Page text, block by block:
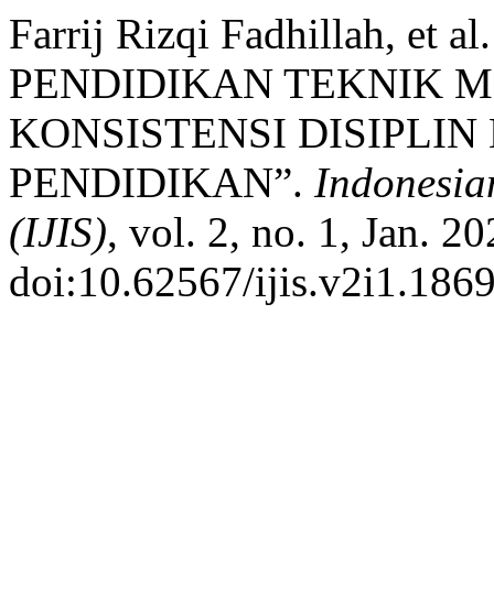
Farrij Rizqi Fadhillah, et
PENDIDIKAN TEKNIK
KONSISTENSI
PENDIDIKAN”.
(IJIS), vol. 2, no. 1, Jan.
doi:10.62567/